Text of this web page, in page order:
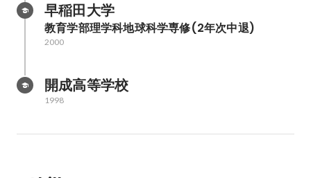
早稲田大学
教育学部理学科地球科学専修(2年次中退)
2000
開成高等学校
1998